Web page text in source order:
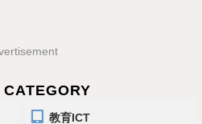
CATEGORY
教育ICT